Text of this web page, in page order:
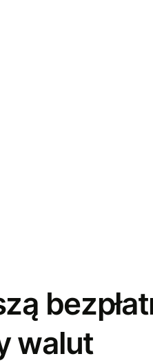
walut